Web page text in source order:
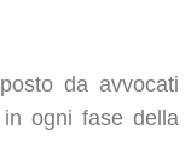
da avvocati
ogni fase della